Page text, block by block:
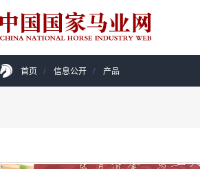
首页 / 信息公开 / 产品